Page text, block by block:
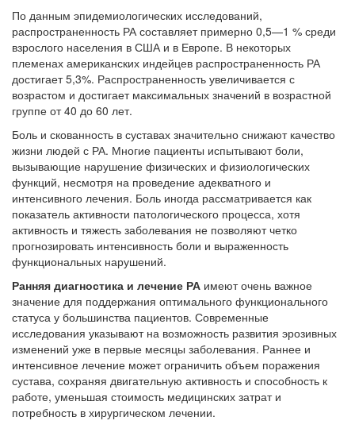
По данным эпидемиологических исследова­ний,
распространенность РА составляет при­мерно 0,5—1 % среди
взрослого населения в США и в Европе. В некоторых
племенах аме­риканских индейцев распространенность РА
достигает 5,3%. Распространенность увеличи­вается с
возрастом и достигает максимальных значений в возрастной
группе от 40 до 60 лет.
Боль и скованность в суставах значительно снижают качество
жизни людей с РА. Мно­гие пациенты испытывают боли,
вызывающие нарушение физических и физиологических
функций, несмотря на проведение адекватного и
интенсивного лечения. Боль иногда рассма­тривается как
показатель активности патоло­гического процесса, хотя
активность и тяжесть заболевания не позволяют четко
прогнози­ровать интенсивность боли и выраженность
функциональных нарушений.
Ранняя диагностика и лечение РА имеют очень важное
значение для поддержания опти­мального функционального
статуса у большин­ства пациентов. Современные
исследования указывают на возможность развития эрозив­ных
изменений уже в первые месяцы заболе­вания. Раннее и
интенсивное лечение может ограничить объем поражения
сустава, сохра­няя двигательную активность и способность к
работе, уменьшая стоимость медицинских за­трат и
потребность в хирургическом лечении.